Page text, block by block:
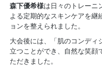
森下優希様は日々のトレーニ
よる定期的なスキンケアを継
ョンを整えられました。
大会後には、「肌のコンディ
立つことができ、自然な笑顔
ただきました。